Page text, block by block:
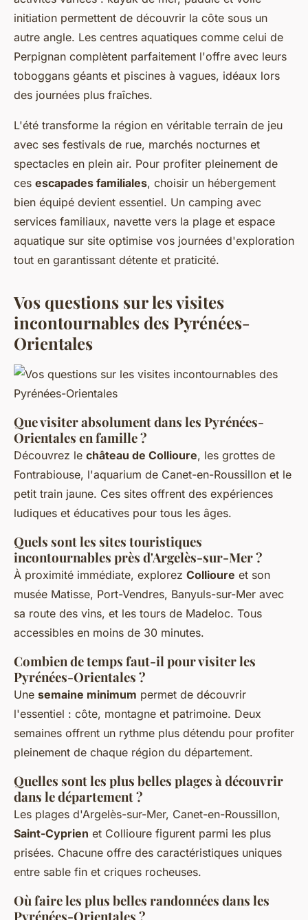
initiation permettent de découvrir la côte sous un
autre angle. Les centres aquatiques comme celui de
Perpignan complètent parfaitement l'offre avec leurs
toboggans géants et piscines à vagues, idéaux lors
des journées plus fraîches.
L'été transforme la région en véritable terrain de jeu
avec ses festivals de rue, marchés nocturnes et
spectacles en plein air. Pour profiter pleinement de
ces escapades familiales, choisir un hébergement
bien équipé devient essentiel. Un camping avec
services familiaux, navette vers la plage et espace
aquatique sur site optimise vos journées d'exploration
tout en garantissant détente et praticité.
Vos questions sur les visites
incontournables des Pyrénées-
Orientales
Que visiter absolument dans les Pyrénées-
Orientales en famille ?
Découvrez le château de Collioure, les grottes de
Fontrabiouse, l'aquarium de Canet-en-Roussillon et le
petit train jaune. Ces sites offrent des expériences
ludiques et éducatives pour tous les âges.
Quels sont les sites touristiques
incontournables près d'Argelès-sur-Mer ?
À proximité immédiate, explorez Collioure et son
musée Matisse, Port-Vendres, Banyuls-sur-Mer avec
sa route des vins, et les tours de Madeloc. Tous
accessibles en moins de 30 minutes.
Combien de temps faut-il pour visiter les
Pyrénées-Orientales ?
Une semaine minimum permet de découvrir
l'essentiel : côte, montagne et patrimoine. Deux
semaines offrent un rythme plus détendu pour profiter
pleinement de chaque région du département.
Quelles sont les plus belles plages à découvrir
dans le département ?
Les plages d'Argelès-sur-Mer, Canet-en-Roussillon,
Saint-Cyprien et Collioure figurent parmi les plus
prisées. Chacune offre des caractéristiques uniques
entre sable fin et criques rocheuses.
Où faire les plus belles randonnées dans les
Pyrénées-Orientales ?